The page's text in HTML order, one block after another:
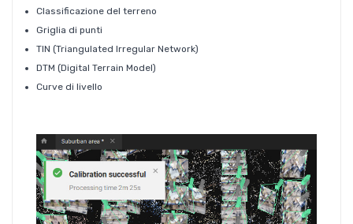
Classificazione del terreno
Griglia di punti
TIN (Triangulated Irregular Network)
DTM (Digital Terrain Model)
Curve di livello